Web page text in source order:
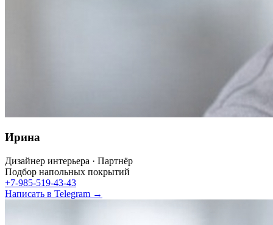
Ирина
Дизайнер интерьера · Партнёр
Подбор напольных покрытий
+7-985-519-43-43
Написать в Telegram →